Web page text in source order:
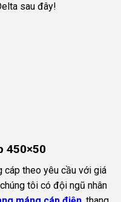
sau đây!
450×50
cáp theo yêu cầu với giá
tôi có đội ngũ nhân